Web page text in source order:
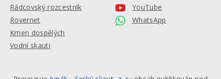
Rádcovský rozcestník
Rovernet
Kmen dospělých
Vodní skauti
YouTube
WhatsApp